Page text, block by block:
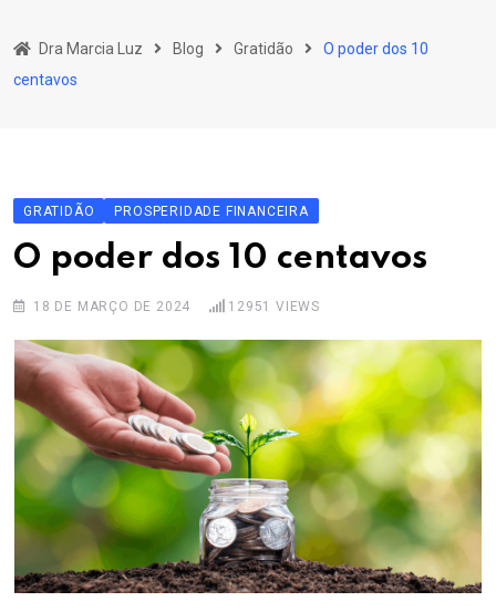
to
content
Dra Marcia Luz Blog Gratidão
O poder dos 10
centavos
GRATIDÃO PROSPERIDADE FINANCEIRA
O poder dos 10 centavos
18 DE MARÇO DE 2024 12951 VIEWS